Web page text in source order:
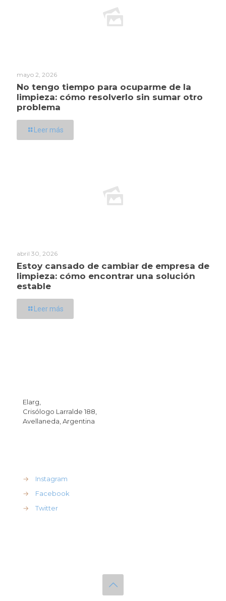
mayo 2, 2026
No tengo tiempo para ocuparme de la
limpieza: cómo resolverlo sin sumar otro
problema
Leer más
abril 30, 2026
Estoy cansado de cambiar de empresa de
limpieza: cómo encontrar una solución
estable
Leer más
Elarg,
Crisólogo Larralde 188,
Avellaneda, Argentina
→
Instagram
→
Facebook
→
Twitter